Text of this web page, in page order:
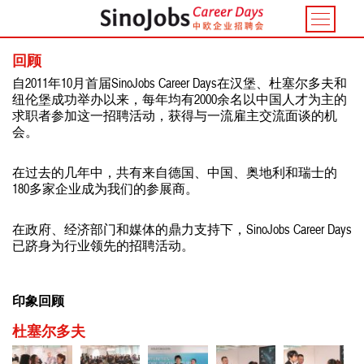
Toggle
回顾
自2011年10月首届SinoJobs Career Days在汉堡、杜塞尔多夫和
纽伦堡成功举办以来，每年均有2000余名以中国人才为主的
求职者参加这一招聘活动，获得与一流雇主交流面谈的机
会。
在过去的几年中，共有来自德国、中国、奥地利和瑞士的
180多家企业成为我们的参展商。
在政府、经济部门和媒体的鼎力支持下，SinoJobs Career Days
已跻身为行业领先的招聘活动。
印象回顾
杜塞尔多夫